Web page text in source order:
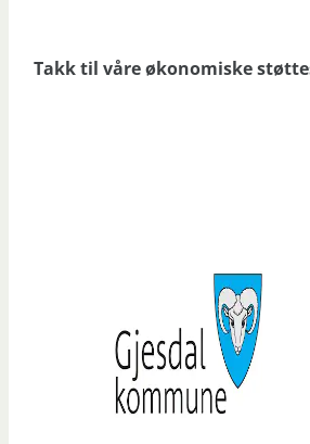
Takk til våre økonomiske